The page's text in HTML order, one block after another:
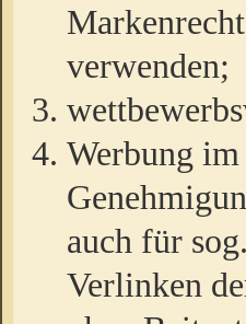
verwenden;
Werbung
auch für
Verlinken